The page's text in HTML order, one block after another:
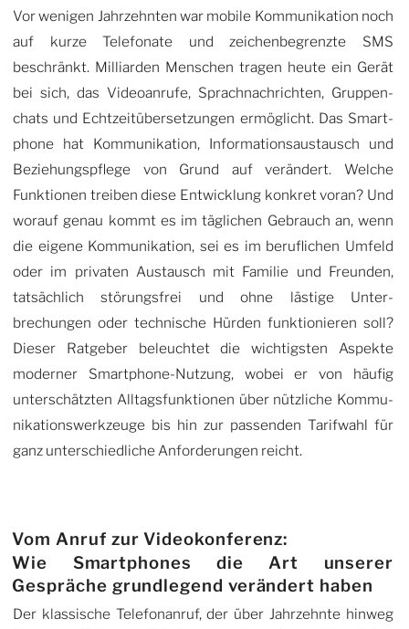
Vor wenigen Jahrzehnten war mobile Kommunikation noch
auf kurze Telefonate und zeichen­begrenzte SMS
beschränkt. Milliarden Menschen tragen heute ein Gerät
bei sich, das Videoanrufe, Sprach­nachrichten, Gruppen­
chats und Echtzeit­übersetzungen ermöglicht. Das Smart­
phone hat Kommunikation, Informationsaustausch und
Beziehungs­pflege von Grund auf verändert. Welche
Funktionen treiben diese Entwicklung konkret voran? Und
worauf genau kommt es im täglichen Gebrauch an, wenn
die eigene Kommu­nikation, sei es im beruflichen Umfeld
oder im privaten Austausch mit Familie und Freunden,
tatsächlich störungsfrei und ohne lästige Unter­
brechungen oder technische Hürden funktionieren soll?
Dieser Ratgeber beleuchtet die wichtigsten Aspekte
moderner Smartphone-Nutzung, wobei er von häufig
unterschätzten Alltags­funktionen über nützliche Kommu­
nikations­werkzeuge bis hin zur passenden Tarifwahl für
ganz unter­schiedliche Anforderungen reicht.
Vom Anruf zur Videokonferenz:
Wie Smartphones die Art unserer
Gespräche grundlegend verändert haben
Der klassische Telefonanruf, der über Jahrzehnte hinweg